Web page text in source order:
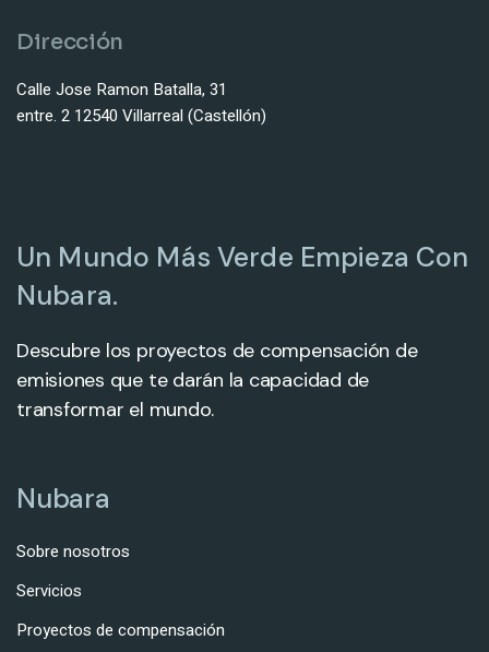
Dirección
Calle Jose Ramon Batalla, 31
entre. 2 12540 Villarreal (Castellón)
Un Mundo Más Verde Empieza Con
Nubara.
Descubre los proyectos de compensación de
emisiones que te darán la capacidad de
transformar el mundo.
Nubara
Sobre nosotros
Servicios
Proyectos de compensación